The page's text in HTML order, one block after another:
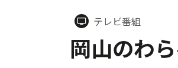
tv テレビ番組
岡山のわ